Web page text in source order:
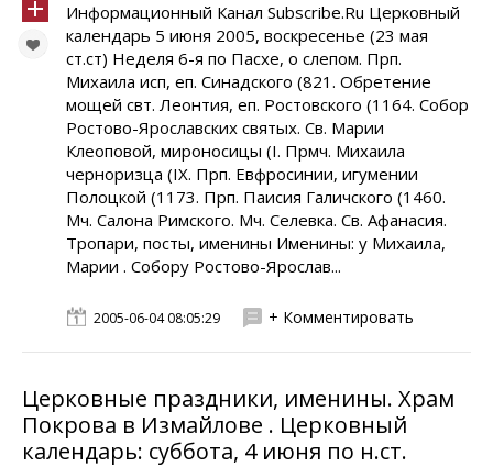
Информационный Канал Subscribe.Ru Церковный
календарь 5 июня 2005, воскресенье (23 мая
ст.ст) Неделя 6-я по Пасхе, о слепом. Прп.
Михаила исп, еп. Синадского (821. Обретение
мощей свт. Леонтия, еп. Ростовского (1164. Собор
Ростово-Ярославских святых. Св. Марии
Клеоповой, мироносицы (I. Прмч. Михаила
черноризца (IX. Прп. Евфросинии, игумении
Полоцкой (1173. Прп. Паисия Галичского (1460.
Мч. Салона Римского. Мч. Селевка. Св. Афанасия.
Тропари, посты, именины Именины: у Михаила,
Марии . Собору Ростово-Ярослав...
2005-06-04 08:05:29 + Комментировать
Церковные праздники, именины. Храм
Покрова в Измайлове . Церковный
календарь: суббота, 4 июня по н.ст.